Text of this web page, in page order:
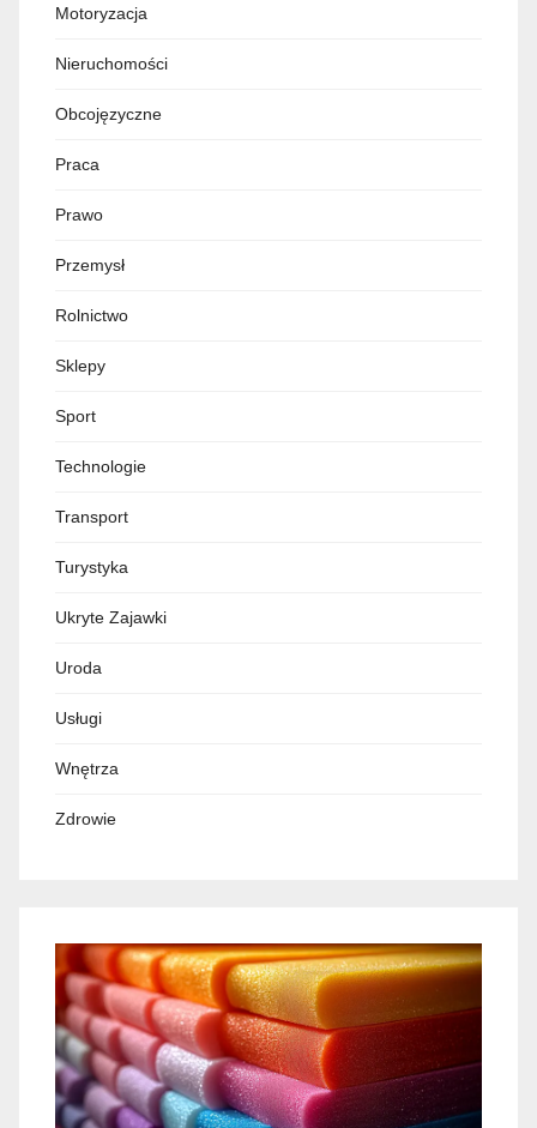
Motoryzacja
Nieruchomości
Obcojęzyczne
Praca
Prawo
Przemysł
Rolnictwo
Sklepy
Sport
Technologie
Transport
Turystyka
Ukryte Zajawki
Uroda
Usługi
Wnętrza
Zdrowie